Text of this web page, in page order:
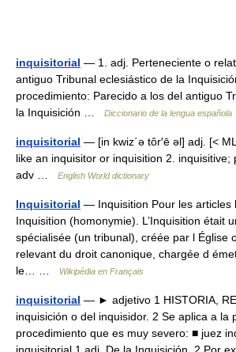
inquisitorial — 1. adj. Perteneciente o
antiguo Tribunal eclesiástico de la
procedimiento: Parecido a los del antiguo
la Inquisición …
Diccionario de la lengua española
inquisitorial — [in kwiz΄ə tôr′ē əl] adj. [<
like an inquisitor or inquisition 2. inquisitive;
adv …
English World dictionary
Inquisitorial — Inquisition Pour les articles
Inquisition (homonymie). L’Inquisition était
spécialisée (un tribunal), créée par l Église
relevant du droit canonique, chargée d
le… …
Wikipédia en Français
inquisitorial — ► adjetivo 1 HISTORIA,
inquisición o del inquisidor. 2 Se aplica a la
procedimiento que es muy severo: ■ juez
inquisitorial 1 adj. De la Inquisición. 2 Por